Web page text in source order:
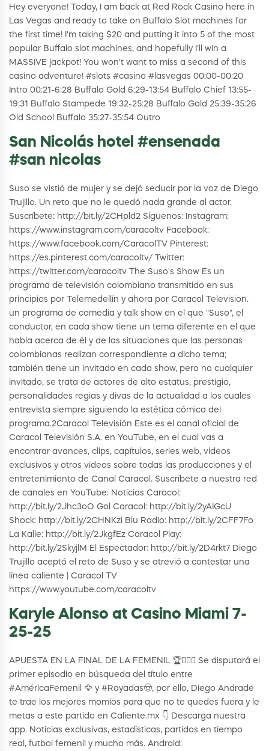
Hey everyone! Today, I am back at Red Rock Casino here in
Las Vegas and ready to take on Buffalo Slot machines for
the first time! I'm taking $20 and putting it into 5 of the most
popular Buffalo slot machines, and hopefully I'll win a
MASSIVE jackpot! You won't want to miss a second of this
casino adventure! #slots #casino #lasvegas 00:00-00:20
Intro 00:21-6:28 Buffalo Gold 6:29-13:54 Buffalo Chief 13:55-
19:31 Buffalo Stampede 19:32-25:28 Buffalo Gold 25:39-35:26
Old School Buffalo 35:27-35:54 Outro
San Nicolás hotel #ensenada
#san nicolas
Suso se vistió de mujer y se dejó seducir por la voz de Diego
Trujillo. Un reto que no le quedó nada grande al actor.
Suscríbete: http://bit.ly/2CHpld2 Síguenos: Instagram:
https://www.instagram.com/caracoltv Facebook:
https://www.facebook.com/CaracolTV Pinterest:
https://es.pinterest.com/caracoltv/ Twitter:
https://twitter.com/caracoltv The Suso's Show Es un
programa de televisión colombiano transmitido en sus
principios por Telemedellín y ahora por Caracol Television.
un programa de comedia y talk show en el que "Suso", el
conductor, en cada show tiene un tema diferente en el que
habla acerca de él y de las situaciones que las personas
colombianas realizan correspondiente a dicho tema;
también tiene un invitado en cada show, pero no cualquier
invitado, se trata de actores de alto estatus, prestigio,
personalidades regias y divas de la actualidad a los cuales
entrevista siempre siguiendo la estética cómica del
programa.2​ Caracol Televisión Este es el canal oficial de
Caracol Televisión S.A. en YouTube, en el cual vas a
encontrar avances, clips, capítulos, series web, videos
exclusivos y otros videos sobre todas las producciones y el
entretenimiento de Canal Caracol. Suscríbete a nuestra red
de canales en YouTube: Noticias Caracol:
http://bit.ly/2Jhc3oO Gol Caracol: http://bit.ly/2yAIGcU
Shock: http://bit.ly/2CHNKzi Blu Radio: http://bit.ly/2CFF7Fo
La Kalle: http://bit.ly/2JkgfEz Caracol Play:
http://bit.ly/2SkyjlM El Espectador: http://bit.ly/2D4rkt7 Diego
Trujillo aceptó el reto de Suso y se atrevió a contestar una
línea caliente | Caracol TV
https://www.youtube.com/caracoltv
Karyle Alonso at Casino Miami 7-
25-25
APUESTA EN LA FINAL DE LA FEMENIL 🏆👱🏻‍♀️ Se disputará el
primer episodio en búsqueda del título entre
#AméricaFemenil 🦅 y #Rayadas🤠, por ello, Diego Andrade
te trae los mejores momios para que no te quedes fuera y le
metas a este partido en Caliente.mx 👇 Descarga nuestra
app. Noticias exclusivas, estadísticas, partidos en tiempo
real, futbol femenil y mucho más. Android: